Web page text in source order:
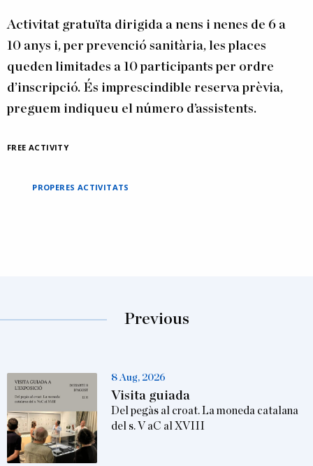
Activitat gratuïta dirigida a nens i nenes de 6 a
10 anys i, per prevenció sanitària, les places
queden limitades a 10 participants per ordre
d’inscripció. És imprescindible reserva prèvia,
preguem indiqueu el número d’assistents.
FREE ACTIVITY
PROPERES ACTIVITATS
Previous
8 Aug, 2026
Visita guiada
Del pegàs al croat. La moneda catalana
del s. V aC al XVIII